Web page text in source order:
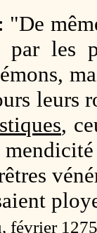
par les
leurs
,
février